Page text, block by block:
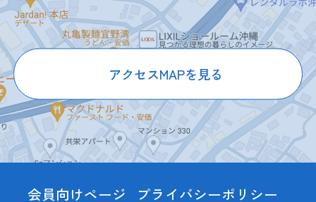
アクセスMAPを見る
会員向けページ プライバシーポリシー